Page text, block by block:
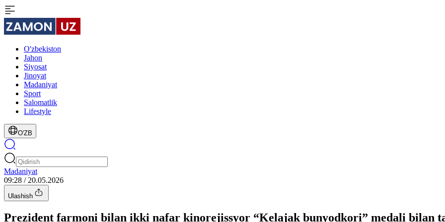
O'zbekiston
Jahon
Siyosat
Jinoyat
Madaniyat
Sport
Salomatlik
Lifestyle
O'ZB
Madaniyat
09:28 / 20.05.2026
Ulashish
Prezident farmoni bilan ikki nafar kinorejissyor “Kelajak bunyodkori” medali bilan